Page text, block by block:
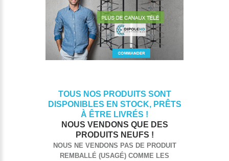
TOUS NOS PRODUITS SONT
DISPONIBLES EN STOCK, PRÊTS
À ÊTRE LIVRÉS !
NOUS VENDONS QUE DES
PRODUITS NEUFS !
NOUS NE VENDONS PAS DE PRODUIT
REMBALLÉ (USAGÉ) COMME LES